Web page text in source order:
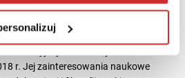
SGH
Rektorów Polskich
r. Jej zainteresowania naukowe